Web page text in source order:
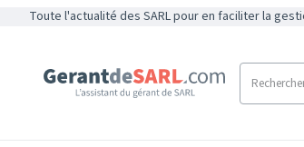
Toute l'actualité des SARL pour en faciliter la